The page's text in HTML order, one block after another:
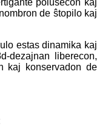
polusecon kaj
de ŝtopilo kaj
estas dinamika kaj
dezajnan liberecon,
kaj konservadon de